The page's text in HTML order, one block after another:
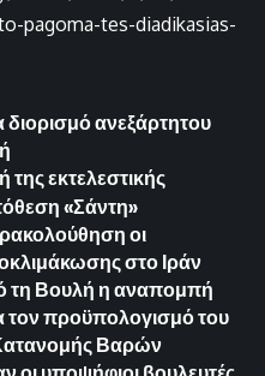
pagoma-tes-diadikasias-
διορισμό ανεξάρτητου
εκτελεστικής
«Σάντη»
οι
στο Ιράν
τη Βουλή η αναπομπή
τον προϋπολογισμό του
Βαρών